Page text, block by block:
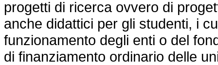
progetti di ricerca ovvero di
anche didattici per gli studenti, i
funzionamento degli enti o del
di finanziamento ordinario delle